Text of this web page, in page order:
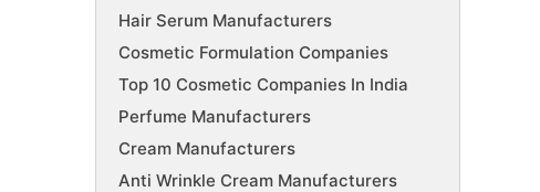
Hair Serum Manufacturers
Cosmetic Formulation Companies
Top 10 Cosmetic Companies In India
Perfume Manufacturers
Cream Manufacturers
Anti Wrinkle Cream Manufacturers